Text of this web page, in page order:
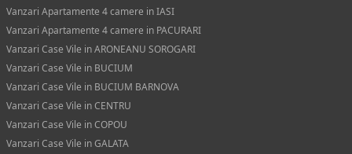
Vanzari Apartamente 4 camere in IASI
Vanzari Apartamente 4 camere in PACURARI
Vanzari Case Vile in ARONEANU SOROGARI
Vanzari Case Vile in BUCIUM
Vanzari Case Vile in BUCIUM BARNOVA
Vanzari Case Vile in CENTRU
Vanzari Case Vile in COPOU
Vanzari Case Vile in GALATA